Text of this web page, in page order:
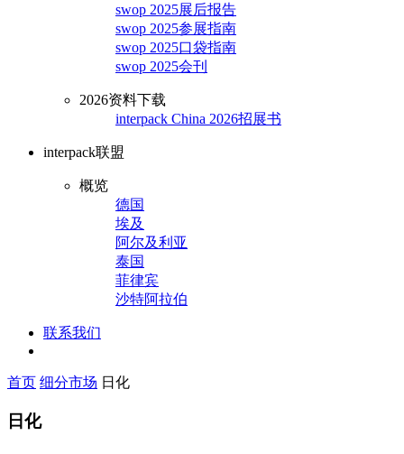
swop 2025展后报告
swop 2025参展指南
swop 2025口袋指南
swop 2025会刊
2026资料下载
interpack China 2026招展书
interpack联盟
概览
德国
埃及
阿尔及利亚
泰国
菲律宾
沙特阿拉伯
联系我们
首页 细分市场 日化
日化